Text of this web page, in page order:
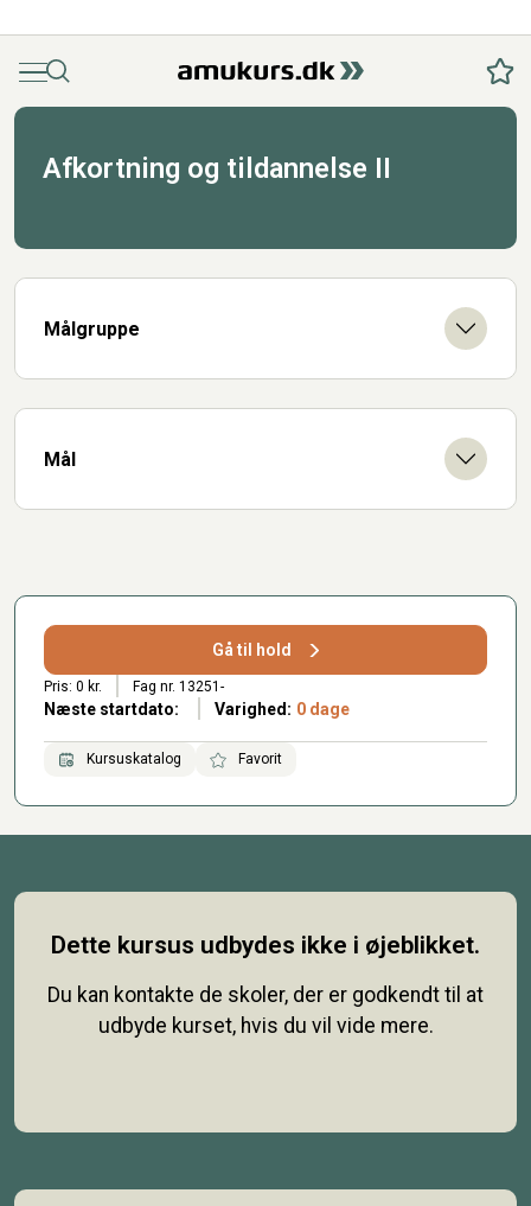
MenuSøg
Afkortning og tildannelse II
Målgruppe
Mål
Gå til hold
Pris: 0 kr. Fag nr. 13251-
Næste startdato: Varighed: 0 dage
Kursuskatalog Favorit
Dette kursus udbydes ikke i øjeblikket.
Du kan kontakte de skoler, der er godkendt til at
udbyde kurset, hvis du vil vide mere.